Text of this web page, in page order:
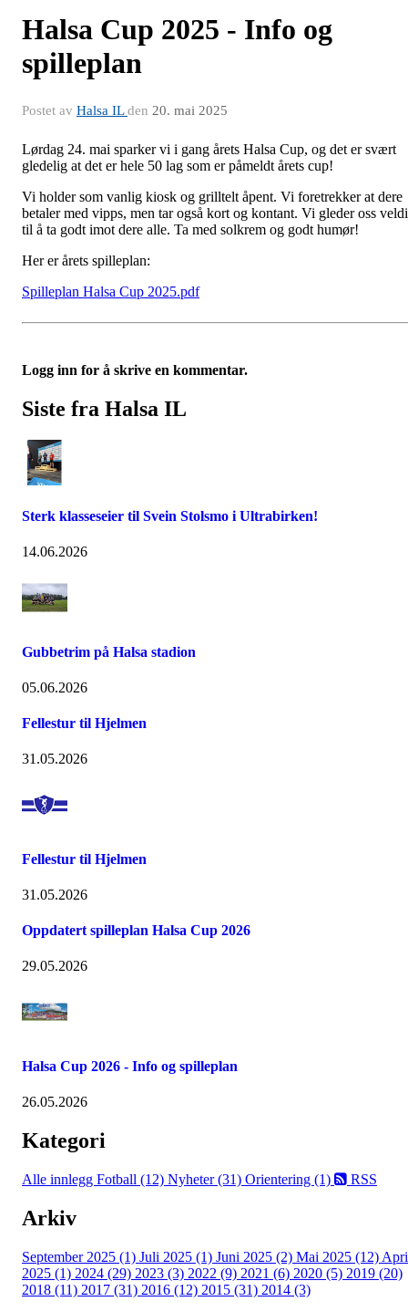
Halsa Cup 2025 - Info og
spilleplan
Postet av Halsa ILden 20. mai 2025
Lørdag 24. mai sparker vi i gang årets Halsa Cup, og det er svært
gledelig at det er hele 50 lag som er påmeldt årets cup!
Vi holder som vanlig kiosk og grilltelt åpent. Vi foretrekker at dere
betaler med vipps, men tar også kort og kontant. Vi gleder oss
til å ta godt imot dere alle. Ta med solkrem og godt humør!
Her er årets spilleplan:
Spilleplan Halsa Cup 2025.pdf
Logg inn for å skrive en kommentar.
Siste fra Halsa IL
Sterk klasseseier til Svein Stolsmo i Ultrabirken!
14.06.2026
Gubbetrim på Halsa stadion
05.06.2026
Fellestur til Hjelmen
31.05.2026
Fellestur til Hjelmen
31.05.2026
Oppdatert spilleplan Halsa Cup 2026
29.05.2026
Halsa Cup 2026 - Info og spilleplan
26.05.2026
Kategori
Alle innlegg Fotball (12) Nyheter (31) Orientering (1) RSS
Arkiv
September 2025 (1) Juli 2025 (1) Juni 2025 (2) Mai 2025 (12)
2025 (1) 2024 (29) 2023 (3) 2022 (9) 2021 (6) 2020 (5) 2019 (20)
2018 (11) 2017 (31) 2016 (12) 2015 (31) 2014 (3)